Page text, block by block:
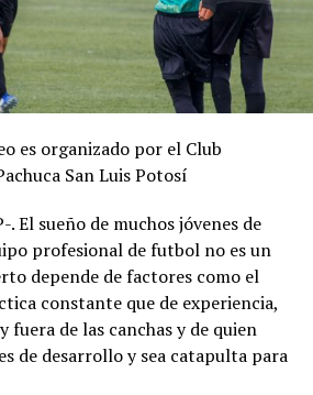
es organizado por el Club
San Luis Potosí
. El sueño de muchos jóvenes de
profesional de futbol no es un
depende de factores como el
constante que de experiencia,
de las canchas y de quien
de desarrollo y sea catapulta para